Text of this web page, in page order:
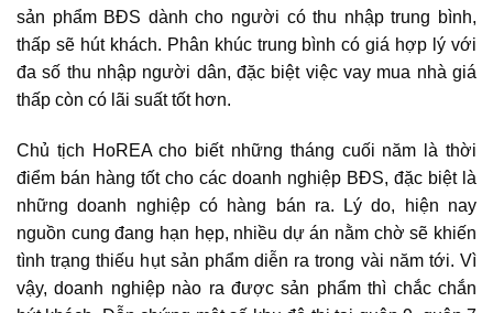
sản phẩm BĐS dành cho người có thu nhập trung bình,
thấp sẽ hút khách. Phân khúc trung bình có giá hợp lý với
đa số thu nhập người dân, đặc biệt việc vay mua nhà giá
thấp còn có lãi suất tốt hơn.
Chủ tịch HoREA cho biết những tháng cuối năm là thời
điểm bán hàng tốt cho các doanh nghiệp BĐS, đặc biệt là
những doanh nghiệp có hàng bán ra. Lý do, hiện nay
nguồn cung đang hạn hẹp, nhiều dự án nằm chờ sẽ khiến
tình trạng thiếu hụt sản phẩm diễn ra trong vài năm tới. Vì
vậy, doanh nghiệp nào ra được sản phẩm thì chắc chắn